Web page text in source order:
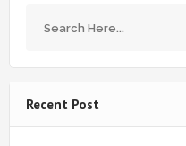
Recent Post